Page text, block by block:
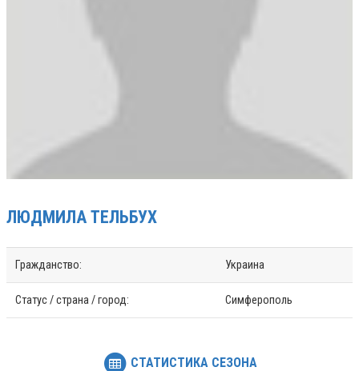
ЛЮДМИЛА ТЕЛЬБУХ
Гражданство: Украина
Статус / страна / город: Симферополь
СТАТИСТИКА СЕЗОНА